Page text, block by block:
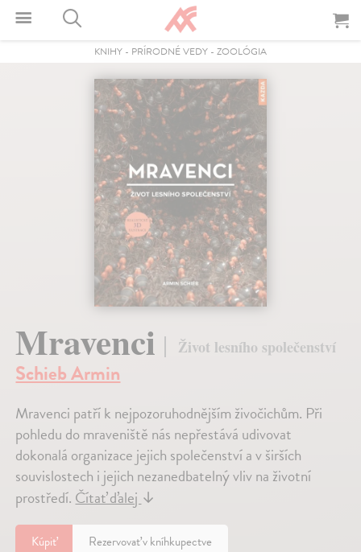
KNIHY - PRÍRODNÉ VEDY - ZOOLÓGIA
Mravenci Život lesního společenství
Schieb Armin
Mravenci patří k nejpozoruhodnějším živočichům. Při
pohledu do mraveniště nás nepřestává udivovat
dokonalá organizace jejich společenství a v širších
souvislostech i jejich nezanedbatelný vliv na životní
prostředí.Čítať ďalej↓
Kúpiť Rezervovať v kníhkupectve